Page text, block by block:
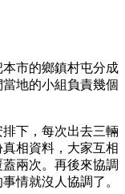
市的鄉鎮村屯分成
地的小組負責幾個
下，每次出去三輛
相資料，大家互相
兩次。再後來協調
情就沒人協調了。